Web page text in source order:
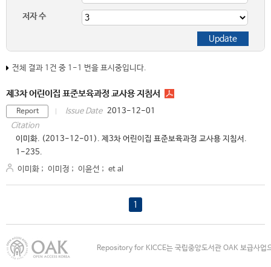
저자 수
전체 결과 1건 중 1-1 번을 표시중입니다.
제3차 어린이집 표준보육과정 교사용 지침서
Report Issue Date 2013-12-01
Citation
이미화. (2013-12-01). 제3차 어린이집 표준보육과정 교사용 지침서.
1-235.
이미화 ; 이미정 ; 이윤선 ; et al
1
Repository for KICCE는 국립중앙도서관 OAK 보급사업